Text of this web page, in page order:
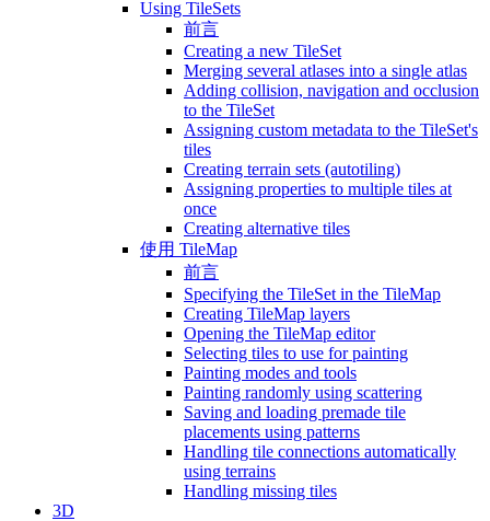
Using TileSets
前言
Creating a new TileSet
Merging several atlases into a single atlas
Adding collision, navigation and occlusion
to the TileSet
Assigning custom metadata to the TileSet's
tiles
Creating terrain sets (autotiling)
Assigning properties to multiple tiles at
once
Creating alternative tiles
使用 TileMap
前言
Specifying the TileSet in the TileMap
Creating TileMap layers
Opening the TileMap editor
Selecting tiles to use for painting
Painting modes and tools
Painting randomly using scattering
Saving and loading premade tile
placements using patterns
Handling tile connections automatically
using terrains
Handling missing tiles
3D